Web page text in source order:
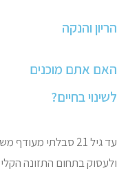
הריון והנקה
האם אתם מוכנים
לשינוי בחיים?
עד גיל 21 סבלתי
ולעסוק בתחום התזונה